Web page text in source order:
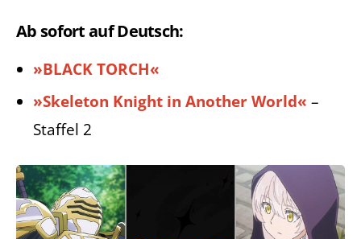
Ab sofort auf Deutsch:
»BLACK TORCH«
»Skeleton Knight in Another World« –
Staffel 2